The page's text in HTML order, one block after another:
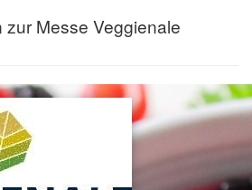
zur Messe Veggienale